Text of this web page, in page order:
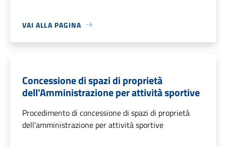
VAI ALLA PAGINA
Concessione di spazi di proprietà
dell'Amministrazione per attività sportive
Procedimento di concessione di spazi di proprietà
dell'amministrazione per attività sportive